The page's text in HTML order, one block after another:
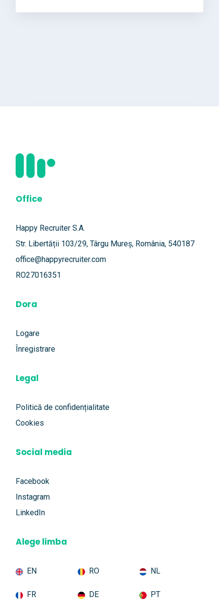
Office
Happy Recruiter S.A.
Str. Libertății 103/29, Târgu Mureș, România, 540187
office@happyrecruiter.com
RO27016351
Dora
Logare
Înregistrare
Legal
Politică de confidențialitate
Cookies
Social media
Facebook
Instagram
LinkedIn
Alege limba
EN RO NL
FR DE PT